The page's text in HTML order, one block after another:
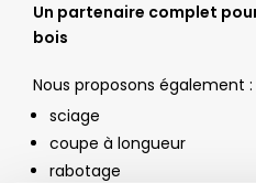
Un partenaire complet
bois
Nous proposons également :
sciage
coupe à longueur
rabotage